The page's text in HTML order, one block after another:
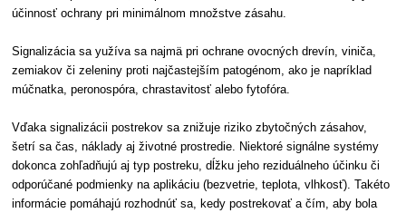
účinnosť ochrany pri minimálnom množstve zásahu.
Signalizácia sa yužíva sa najmä pri ochrane ovocných drevín, viniča,
zemiakov či zeleniny proti najčastejším patogénom, ako je napríklad
múčnatka, peronospóra, chrastavitosť alebo fytofóra.
Vďaka signalizácii postrekov sa znižuje riziko zbytočných zásahov,
šetrí sa čas, náklady aj životné prostredie. Niektoré signálne systémy
dokonca zohľadňujú aj typ postreku, dĺžku jeho reziduálneho účinku či
odporúčané podmienky na aplikáciu (bezvetrie, teplota, vlhkosť). Takéto
informácie pomáhajú rozhodnúť sa, kedy postrekovať a čím, aby bola